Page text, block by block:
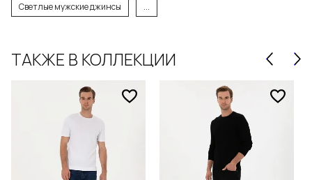
Светлые мужские джинсы ...
ТАКЖЕ В КОЛЛЕКЦИИ